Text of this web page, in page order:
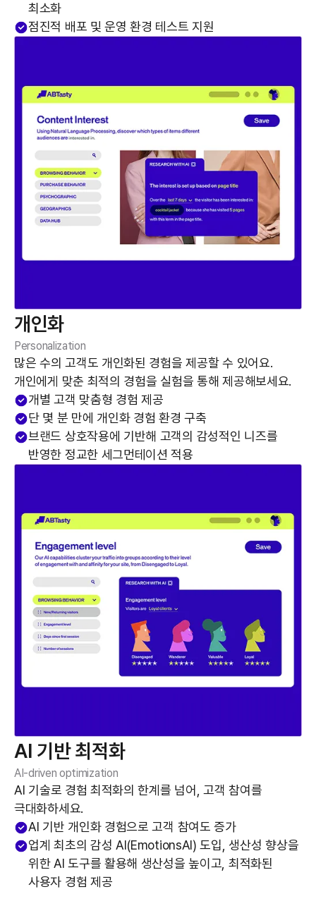
최소화
점진적 배포 및 운영 환경 테스트 지원
개인화
Personalization
많은 수의 고객도 개인화된 경험을 제공할 수 있어요.
개인에게 맞춘 최적의 경험을 실험을 통해 제공해보세요.
개별 고객 맞춤형 경험 제공
단 몇 분 만에 개인화 경험 환경 구축
브랜드 상호작용에 기반해 고객의 감성적인 니즈를
반영한 정교한 세그먼테이션 적용
AI 기반 최적화
AI-driven optimization
AI 기술로 경험 최적화의 한계를 넘어, 고객 참여를
극대화하세요.
AI 기반 개인화 경험으로 고객 참여도 증가
업계 최초의 감성 AI(EmotionsAI) 도입, 생산성 향상을
위한 AI 도구를 활용해 생산성을 높이고, 최적화된
사용자 경험 제공